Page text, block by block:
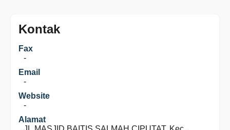
Kontak
Fax
-
Email
-
Website
-
Alamat